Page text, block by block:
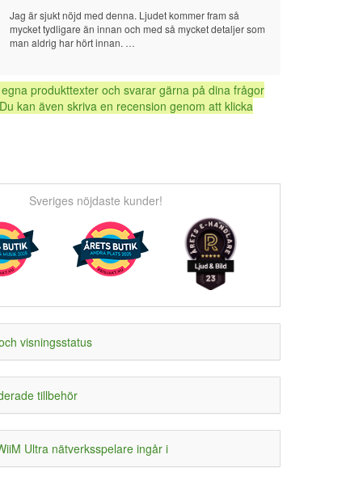
Jag är sjukt nöjd med denna. Ljudet kommer fram så
mycket tydligare än innan och med så mycket detaljer som
man aldrig har hört innan.
produkttexter och svarar gärna på dina frågor
kan även skriva en recension genom att klicka
Sveriges nöjdaste kunder!
visningsstatus
tillbehör
Ultra nätverksspelare ingår i